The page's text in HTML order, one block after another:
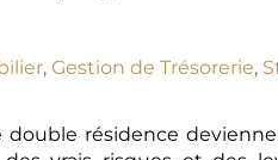
, Gestion de Trésorerie,
résidence